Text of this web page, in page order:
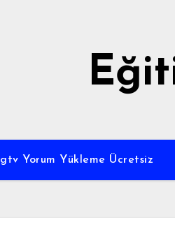
Igtv Yorum Yükleme Ücretsiz